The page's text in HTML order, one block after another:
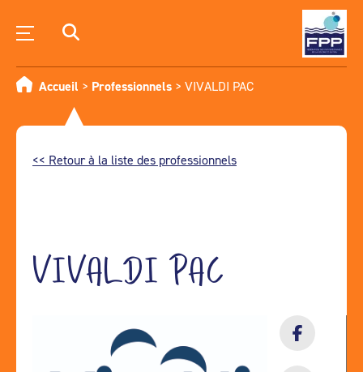
Accueil > Professionnels > VIVALDI PAC
<< Retour à la liste des professionnels
VIVALDI PAC